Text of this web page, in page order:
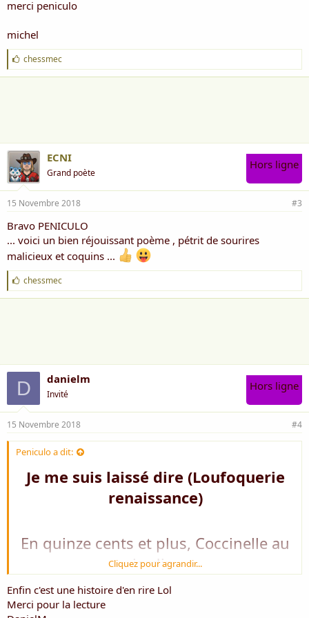
merci peniculo
michel
J
'
a
chessmec
ECNI
Grand poète
Hors ligne
15 Novembre 2018 #3
Bravo PENICULO
... voici un bien réjouissant poème , pétrit de sourires
malicieux et coquins ...
J
'
a
chessmec
D danielm
Invité
Hors ligne
15 Novembre 2018 #4
Peniculo a dit:
Je me suis laissé dire (Loufoquerie
renaissance)
En quinze cents et plus, Coccinelle au
jardin,
De vilains pucerons, débarrasse la
Cliquez pour agrandir...
Enfin c'est une histoire d'en rire Lol
Merci pour la lecture